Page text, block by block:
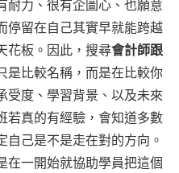
耐力、很有企圖心、也願意
停留在自己其實早就能跨越
花板。因此，搜尋會計師跟
是比較名稱，而是在比較你
受度、學習背景、以及未來
若真的有經驗，會知道多數
己是不是走在對的方向。
在一開始就協助學員把這個